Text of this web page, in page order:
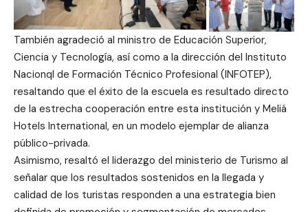
También agradeció al ministro de Educación Superior,
Ciencia y Tecnología, así como a la dirección del Instituto
Nacionql de Formación Técnico Profesional (INFOTEP),
resaltando que el éxito de la escuela es resultado directo
de la estrecha cooperación entre esta institución y Meliá
Hotels International, en un modelo ejemplar de alianza
público-privada.
Asimismo, resaltó el liderazgo del ministerio de Turismo al
señalar que los resultados sostenidos en la llegada y
calidad de los turistas responden a una estrategia bien